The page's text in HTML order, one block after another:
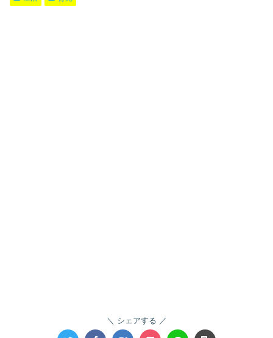
シェアする